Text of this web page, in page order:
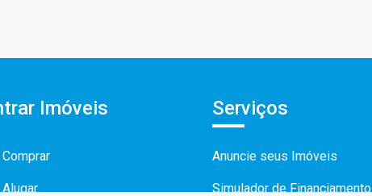
Imóveis Serviços
Anuncie seus Imóveis
Simulador de Financiamento